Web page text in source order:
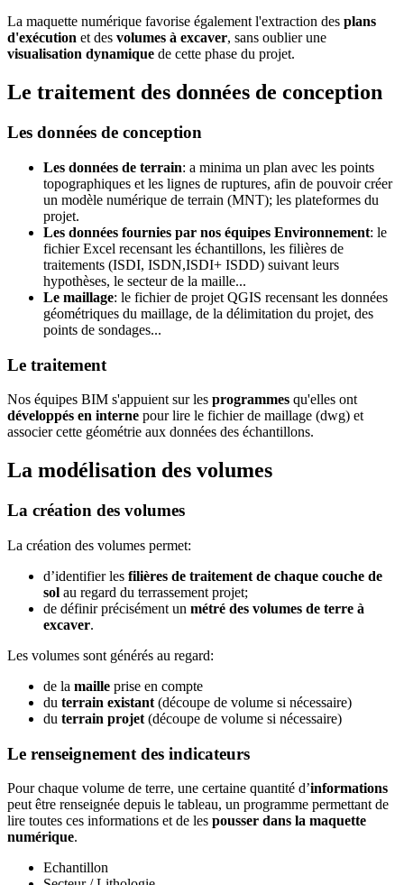
La maquette numérique favorise également l'extraction des plans
d'exécution et des volumes à excaver, sans oublier une
visualisation dynamique de cette phase du projet.
Le traitement des données de conception
Les données de conception
Les données de terrain: a minima un plan avec les points
topographiques et les lignes de ruptures, afin de pouvoir créer
un modèle numérique de terrain (MNT); les plateformes du
projet.
Les données fournies par nos équipes Environnement: le
fichier Excel recensant les échantillons, les filières de
traitements (ISDI, ISDN,ISDI+ ISDD) suivant leurs
hypothèses, le secteur de la maille...
Le maillage: le fichier de projet QGIS recensant les données
géométriques du maillage, de la délimitation du projet, des
points de sondages...
Le traitement
Nos équipes BIM s'appuient sur les programmes qu'elles ont
développés en interne pour lire le fichier de maillage (dwg) et
associer cette géométrie aux données des échantillons.
La modélisation des volumes
La création des volumes
La création des volumes permet:
d’identifier les filières de traitement de chaque couche de
sol au regard du terrassement projet;
de définir précisément un métré des volumes de terre à
excaver.
Les volumes sont générés au regard:
de la maille prise en compte
du terrain existant (découpe de volume si nécessaire)
du terrain projet (découpe de volume si nécessaire)
Le renseignement des indicateurs
Pour chaque volume de terre, une certaine quantité d’informations
peut être renseignée depuis le tableau, un programme permettant de
lire toutes ces informations et de les pousser dans la maquette
numérique.
Echantillon